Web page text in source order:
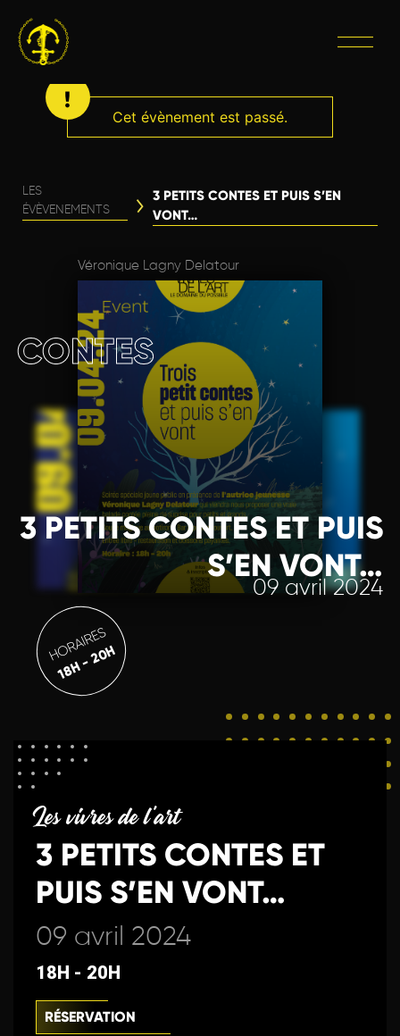
Cet évènement est passé.
LES
ÉVÈVENEMENTS
3 PETITS CONTES ET PUIS S’EN
VONT…
Véronique Lagny Delatour
3 PETITS CONTES ET PUIS
S’EN VONT…
09 avril 2024
CONTES
HORAIRES
18H - 20H
Les vivres de l'art
3 PETITS CONTES ET
PUIS S’EN VONT…
09 avril 2024
18H - 20H
RÉSERVATION